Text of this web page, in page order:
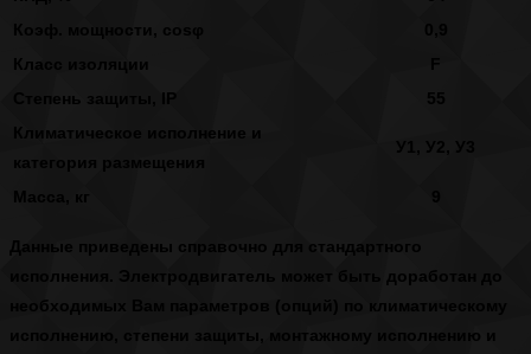
Коэф. мощности, cosφ
Класс изоляции
Степень защиты, IP
Климатическое исполнение и
категория размещения
Масса, кг
Данные приведены справочно для стандартного
исполнения. Электродвигатель может быть доработан до
необходимых Вам параметров (опций) по климатическому
исполнению, степени защиты, монтажному исполнению и